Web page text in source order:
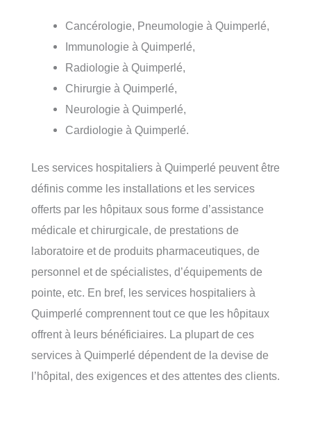
Cancérologie, Pneumologie à Quimperlé,
Immunologie à Quimperlé,
Radiologie à Quimperlé,
Chirurgie à Quimperlé,
Neurologie à Quimperlé,
Cardiologie à Quimperlé.
Les services hospitaliers à Quimperlé peuvent être
définis comme les installations et les services
offerts par les hôpitaux sous forme d’assistance
médicale et chirurgicale, de prestations de
laboratoire et de produits pharmaceutiques, de
personnel et de spécialistes, d’équipements de
pointe, etc. En bref, les services hospitaliers à
Quimperlé comprennent tout ce que les hôpitaux
offrent à leurs bénéficiaires. La plupart de ces
services à Quimperlé dépendent de la devise de
l’hôpital, des exigences et des attentes des clients.